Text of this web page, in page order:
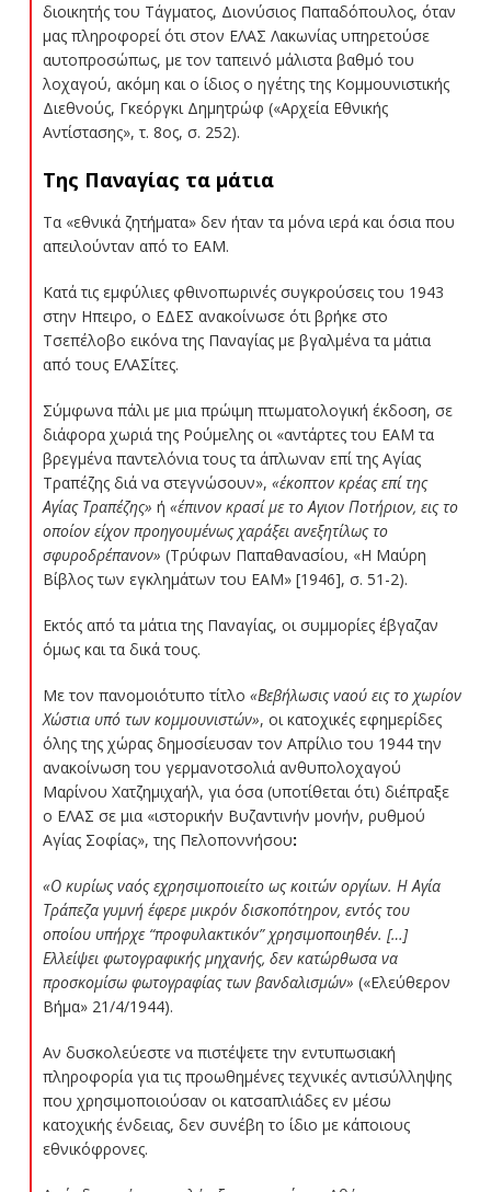
διοικητής του Τάγματος, Διονύσιος Παπαδόπουλος, όταν
μας πληροφορεί ότι στον ΕΛΑΣ Λακωνίας υπηρετούσε
αυτοπροσώπως, με τον ταπεινό μάλιστα βαθμό του
λοχαγού, ακόμη και ο ίδιος ο ηγέτης της Κομμουνιστικής
Διεθνούς, Γκεόργκι Δημητρώφ («Αρχεία Εθνικής
Αντίστασης», τ. 8ος, σ. 252).
Της Παναγίας τα μάτια
Τα «εθνικά ζητήματα» δεν ήταν τα μόνα ιερά και όσια που
απειλούνταν από το ΕΑΜ.
Κατά τις εμφύλιες φθινοπωρινές συγκρούσεις του 1943
στην Ηπειρο, ο ΕΔΕΣ ανακοίνωσε ότι βρήκε στο
Τσεπέλοβο εικόνα της Παναγίας με βγαλμένα τα μάτια
από τους ΕΛΑΣίτες.
Σύμφωνα πάλι με μια πρώιμη πτωματολογική έκδοση, σε
διάφορα χωριά της Ρούμελης οι «αντάρτες του ΕΑΜ τα
βρεγμένα παντελόνια τους τα άπλωναν επί της Αγίας
Τραπέζης διά να στεγνώσουν», «έκοπτον κρέας επί της
Αγίας Τραπέζης» ή «έπινον κρασί με το Αγιον Ποτήριον, εις το
οποίον είχον προηγουμένως χαράξει ανεξητίλως το
σφυροδρέπανον» (Τρύφων Παπαθανασίου, «Η Μαύρη
Βίβλος των εγκλημάτων του ΕΑΜ» [1946], σ. 51-2).
Εκτός από τα μάτια της Παναγίας, οι συμμορίες έβγαζαν
όμως και τα δικά τους.
Με τον πανομοιότυπο τίτλο «Βεβήλωσις ναού εις το χωρίον
Χώστια υπό των κομμουνιστών», οι κατοχικές εφημερίδες
όλης της χώρας δημοσίευσαν τον Απρίλιο του 1944 την
ανακοίνωση του γερμανοτσολιά ανθυπολοχαγού
Μαρίνου Χατζημιχαήλ, για όσα (υποτίθεται ότι) διέπραξε
ο ΕΛΑΣ σε μια «ιστορικήν Βυζαντινήν μονήν, ρυθμού
Αγίας Σοφίας», της Πελοποννήσου:
«Ο κυρίως ναός εχρησιμοποιείτο ως κοιτών οργίων. Η Αγία
Τράπεζα γυμνή έφερε μικρόν δισκοπότηρον, εντός του
οποίου υπήρχε “προφυλακτικόν” χρησιμοποιηθέν. […]
Ελλείψει φωτογραφικής μηχανής, δεν κατώρθωσα να
προσκομίσω φωτογραφίας των βανδαλισμών» («Ελεύθερον
Βήμα» 21/4/1944).
Αν δυσκολεύεστε να πιστέψετε την εντυπωσιακή
πληροφορία για τις προωθημένες τεχνικές αντισύλληψης
που χρησιμοποιούσαν οι κατσαπλιάδες εν μέσω
κατοχικής ένδειας, δεν συνέβη το ίδιο με κάποιους
εθνικόφρονες.